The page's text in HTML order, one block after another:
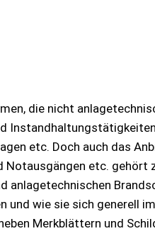
die nicht
etc. Doch auch das
Notausgängen etc.
anlagetechnischen
wie sie sich generell
Merkblättern und